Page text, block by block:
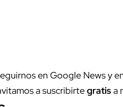
en Google News y
a suscribirtegratisa